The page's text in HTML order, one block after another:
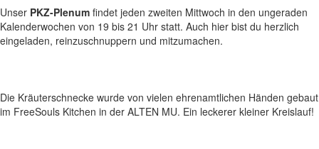
Unser PKZ-Plenum findet jeden zweiten Mittwoch in den ungeraden
Kalenderwochen von 19 bis 21 Uhr statt. Auch hier bist du herzlich
eingeladen, reinzuschnuppern und mitzumachen.
Die Kräuterschnecke wurde von vielen ehrenamtlichen Händen
im FreeSouls Kitchen in der ALTEN MU. Ein leckerer kleiner Kreislauf!